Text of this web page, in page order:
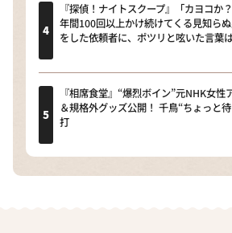
『探偵！ナイトスクープ』「カヨコか
年間100回以上かけ続けてくる見知ら
をした依頼者に、ポツリと呟いた言葉
『相席食堂』“爆烈ボイン”元NHK女性
＆規格外グッズ公開！ 千鳥“ちょっと
打